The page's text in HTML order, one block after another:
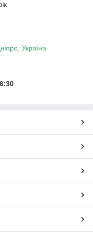
Україна